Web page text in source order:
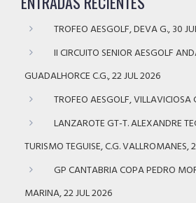
TROFEO AESGOLF, DEVA G., 30
II CIRCUITO SENIOR AESGOLF
GUADALHORCE C.G., 22 JUL 2026
TROFEO AESGOLF, VILLAVICIOSA
LANZAROTE GT-T. ALEXANDRE
TURISMO TEGUISE, C.G. VALLROMANES,
GP CANTABRIA COPA PEDRO
MARINA, 22 JUL 2026